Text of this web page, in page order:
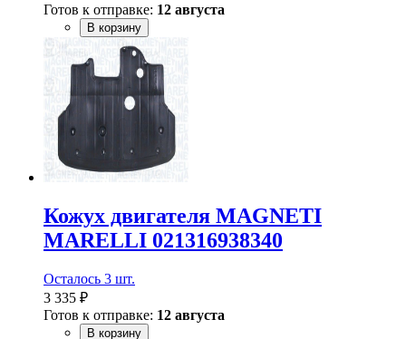
Готов к отправке: 12 августа
В корзину
Кожух двигателя MAGNETI
MARELLI 021316938340
Осталось 3 шт.
3 335 ₽
Готов к отправке: 12 августа
В корзину